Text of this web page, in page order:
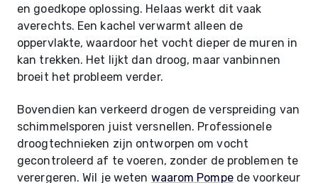
en goedkope oplossing. Helaas werkt dit vaak
averechts. Een kachel verwarmt alleen de
oppervlakte, waardoor het vocht dieper de muren in
kan trekken. Het lijkt dan droog, maar vanbinnen
broeit het probleem verder.
Bovendien kan verkeerd drogen de verspreiding van
schimmelsporen juist versnellen. Professionele
droogtechnieken zijn ontworpen om vocht
gecontroleerd af te voeren, zonder de problemen te
verergeren. Wil je weten waarom Pompede voorkeur